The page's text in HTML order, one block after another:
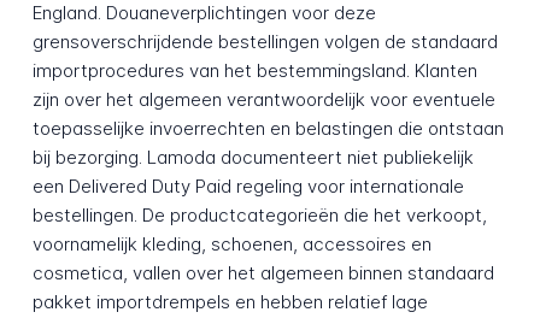
England. Douaneverplichtingen voor deze
grensoverschrijdende bestellingen volgen de standaard
importprocedures van het bestemmingsland. Klanten
zijn over het algemeen verantwoordelijk voor eventuele
toepasselijke invoerrechten en belastingen die ontstaan
bij bezorging. Lamoda documenteert niet publiekelijk
een Delivered Duty Paid regeling voor internationale
bestellingen. De productcategorieën die het verkoopt,
voornamelijk kleding, schoenen, accessoires en
cosmetica, vallen over het algemeen binnen standaard
pakket importdrempels en hebben relatief lage